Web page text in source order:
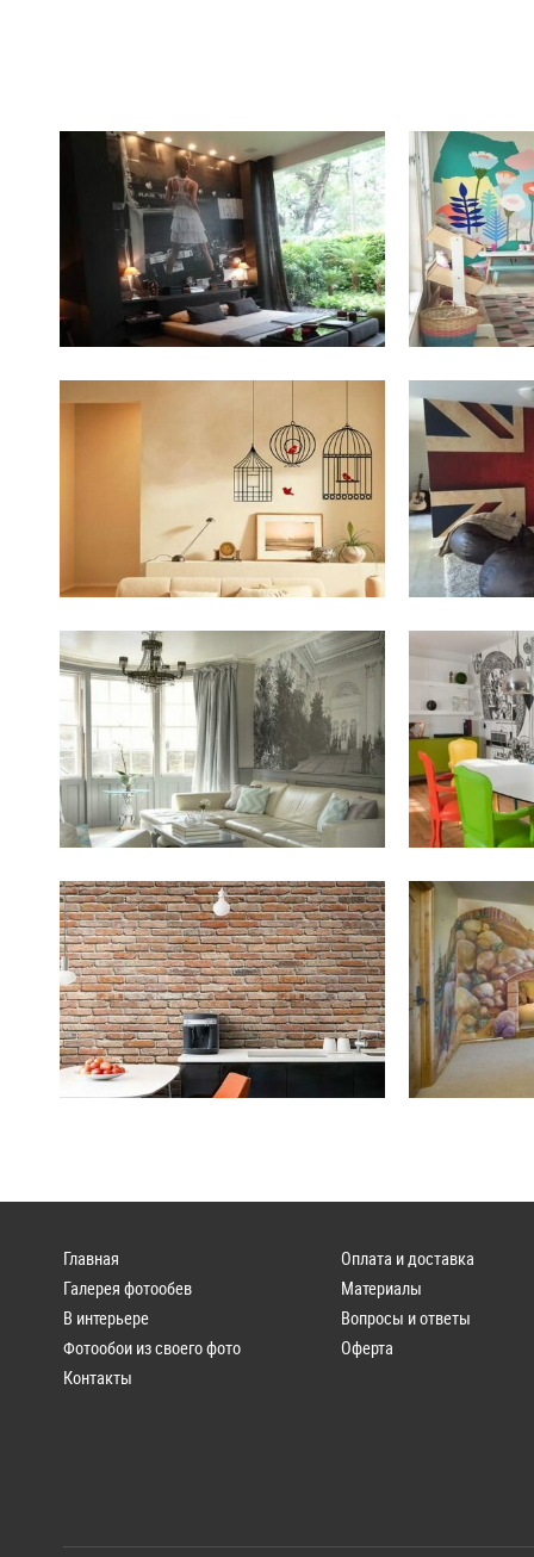
Главная
Галерея фотообев
В интерьере
Фотообои из своего фото
Контакты
Оплата и доставка
Материалы
Вопросы и ответы
Оферта